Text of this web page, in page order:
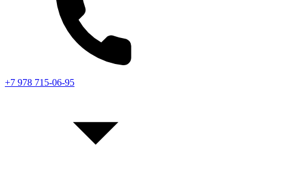
+7 978 715-06-95